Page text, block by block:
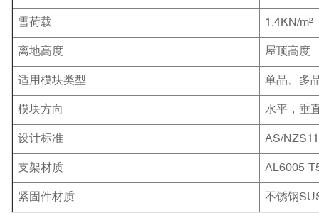
雪荷载 1.4KN/m²
离地高度 屋顶高度
适用模块类型 单晶、多
模块方向 水平，垂
设计标准 AS/
支架材质 AL6005-
紧固件材质 不锈钢